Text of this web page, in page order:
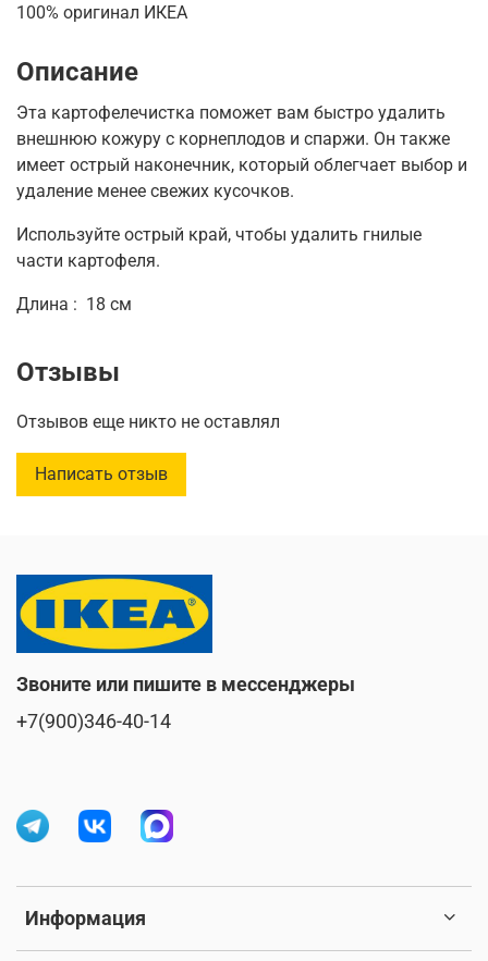
100% оригинал ИКЕА
Описание
Эта картофелечистка поможет вам быстро удалить
внешнюю кожуру с корнеплодов и спаржи. Он также
имеет острый наконечник, который облегчает выбор и
удаление менее свежих кусочков.
Используйте острый край, чтобы удалить гнилые
части картофеля.
Длина : 18 см
Отзывы
Отзывов еще никто не оставлял
Написать отзыв
Информация
Звоните или пишите в мессенджеры
+7(900)346-40-14